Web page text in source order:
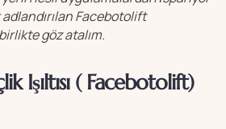
adlandırılan Facebotolift
göz atalım.
Işıltısı ( Facebotolift)